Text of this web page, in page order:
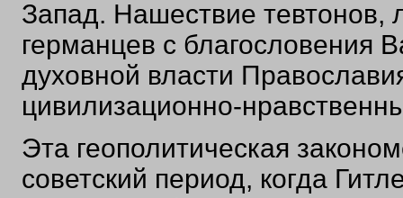
Запад. Нашествие тевтонов,
германцев с благословения
духовной власти
цивилизационно-
Эта геополитическая
советский период, когда